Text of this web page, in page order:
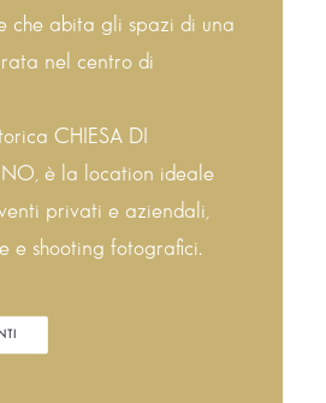
che abita gli spazi di una
nel centro di
CHIESA DI
è la location ideale
privati e aziendali,
e shooting fotografici.